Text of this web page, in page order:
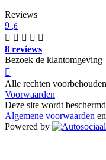
Reviews
9 ,6
8 reviews
Bezoek de klantomgeving
Alle rechten
Voorwaarden
Deze site wordt
Algemene voorwaarden en
Powered by